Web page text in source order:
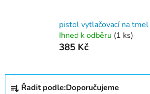
pistol vytlačovací na tmel
Ihned k odběru (1 ks)
385 Kč
Ř
Řadit podle:Doporučujeme